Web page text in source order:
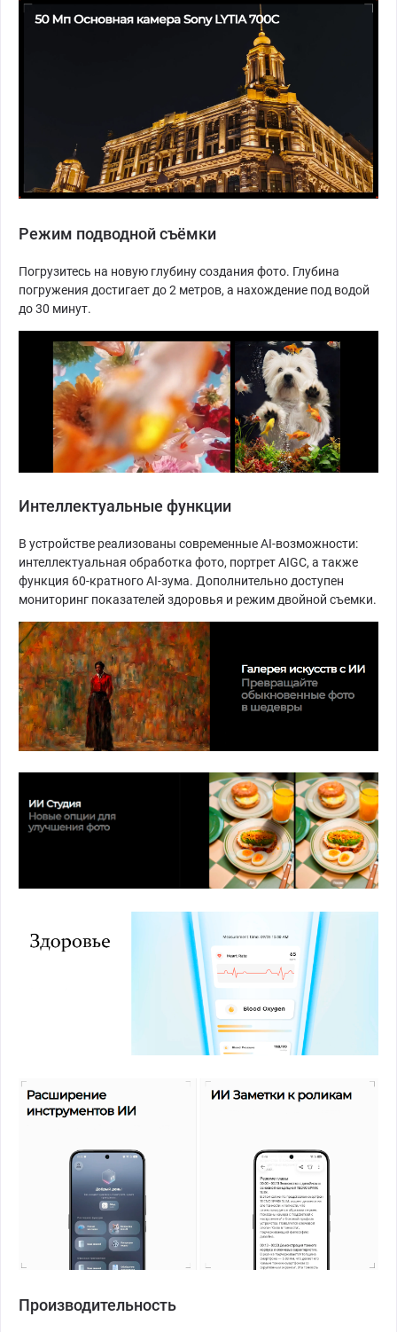
Режим подводной съёмки
Погрузитесь на новую глубину создания фото. Глубина
погружения достигает до 2 метров, а нахождение под водой
до 30 минут.
Интеллектуальные функции
В устройстве реализованы современные AI-возможности:
интеллектуальная обработка фото, портрет AIGC, а также
функция 60-кратного AI-зумa. Дополнительно доступен
мониторинг показателей здоровья и режим двойной съемки.
Производительность